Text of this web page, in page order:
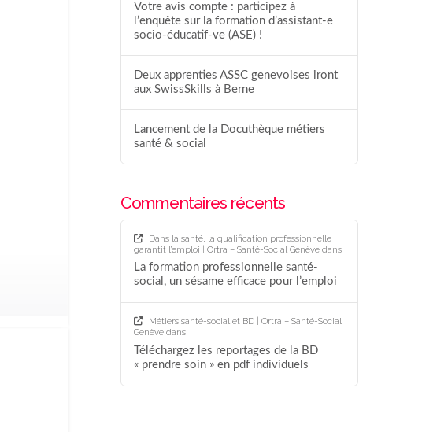
Votre avis compte : participez à
l’enquête sur la formation d’assistant-e
socio-éducatif-ve (ASE) !
Deux apprenties ASSC genevoises iront
aux SwissSkills à Berne
Lancement de la Docuthèque métiers
santé & social
Commentaires récents
Dans la santé, la qualification professionnelle
garantit l’emploi | Ortra – Santé-Social Genève dans
La formation professionnelle santé-
social, un sésame efficace pour l’emploi
Métiers santé-social et BD | Ortra – Santé-Social
Genève dans
Téléchargez les reportages de la BD
« prendre soin » en pdf individuels